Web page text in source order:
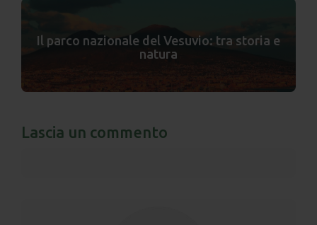
Il parco nazionale del Vesuvio: tra storia e
natura
Lascia un commento